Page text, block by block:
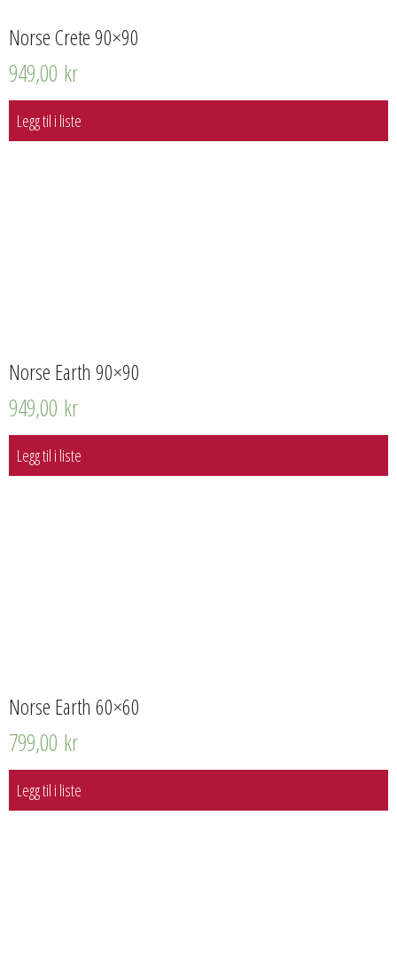
Norse Crete 90×90
949,00 kr
Legg til i liste
Norse Earth 90×90
949,00 kr
Legg til i liste
Norse Earth 60×60
799,00 kr
Legg til i liste